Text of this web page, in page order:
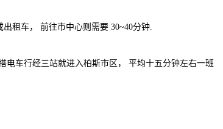
租车， 前往市中心则需要 30~40分钟.
电车行经三站就进入柏斯市区， 平均十五分钟左右一班